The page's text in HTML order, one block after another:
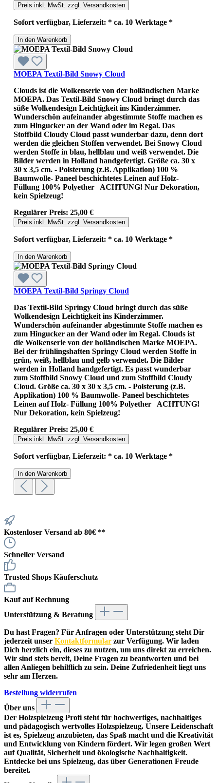
Preis inkl. MwSt. zzgl. Versandkosten
Sofort verfügbar, Lieferzeit: * ca. 10 Werktage *
In den Warenkorb
MOEPA Textil-Bild Snowy Cloud
Clouds ist die Wolkenserie von der holländischen Marke
MOEPA. Das Textil-Bild Snowy Cloud bringt durch das
süße Wolkendesign Leichtigkeit ins Kinderzimmer.
Wunderschön aufeinander abgestimmte Stoffe machen es
zum Hingucker an der Wand oder im Regal. Das
Stoffbild Cloudy Cloud passt wunderbar dazu, denn dort
werden die gleichen Stoffen verwendet. Bei Snowy Cloud
werden Stoffe in blau, hellblau und weiß verwendet. Die
Bilder werden in Holland handgefertigt. Größe ca. 30 x
30 x 3,5 cm. - Polsterung (z.B. Applikation) 100 %
Baumwolle- Paneel beschichtetes Leinen auf Holz-
Füllung 100% Polyether ACHTUNG! Nur Dekoration,
kein Spielzeug!
Regulärer Preis: 25,00 €
Preis inkl. MwSt. zzgl. Versandkosten
Sofort verfügbar, Lieferzeit: * ca. 10 Werktage *
In den Warenkorb
MOEPA Textil-Bild Springy Cloud
Das Textil-Bild Springy Cloud bringt durch das süße
Wolkendesign Leichtigkeit ins Kinderzimmer.
Wunderschön aufeinander abgestimmte Stoffe machen es
zum Hingucker an der Wand oder im Regal. Clouds ist
die Wolkenserie von der holländischen Marke MOEPA.
Bei der frühlingshaften Springy Cloud werden Stoffe in
grün, weiß, hellblau und gelb verwendet. Die Bilder
werden in Holland handgefertigt. Es passt wunderbar
zum Stoffbild Snowy Cloud und zum Stoffbild Cloudy
Cloud. Größe ca. 30 x 30 x 3,5 cm. - Polsterung (z.B.
Applikation) 100 % Baumwolle- Paneel beschichtetes
Leinen auf Holz- Füllung 100% Polyether ACHTUNG!
Nur Dekoration, kein Spielzeug!
Regulärer Preis: 25,00 €
Preis inkl. MwSt. zzgl. Versandkosten
Sofort verfügbar, Lieferzeit: * ca. 10 Werktage *
In den Warenkorb
Kostenloser Versand ab 80€ **
Schneller Versand
Trusted Shops Käuferschutz
Kauf auf Rechnung
Unterstützung & Beratung
Du hast Fragen? Für Anfragen oder Unterstützung steht Dir
jederzeit unser Kontaktformular zur Verfügung. Wir laden
Dich herzlich ein, dieses zu nutzen, um uns direkt zu erreichen.
Wir sind stets bereit, Deine Fragen zu beantworten und bei
allen Anliegen behilflich zu sein. Deine Zufriedenheit liegt uns
sehr am Herzen.
Bestellung widerrufen
Über uns
Der Holzspielzeug Profi steht für hochwertiges, nachhaltiges
und pädagogisch wertvolles Holzspielzeug. Unsere Leidenschaft
ist es, Spielzeug anzubieten, das Spaß macht und die Kreativität
und Entwicklung von Kindern fördert. Wir legen großen Wert
auf Qualität, Sicherheit und ökologische Nachhaltigkeit.
Entdecke bei uns Spielzeug, das über Generationen Freude
bereitet.